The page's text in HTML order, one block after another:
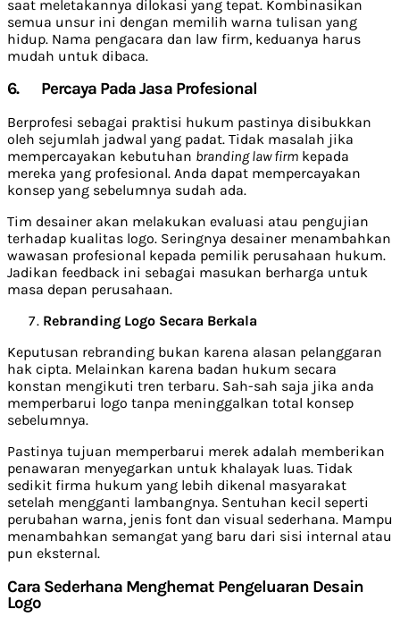
saat meletakannya dilokasi yang tepat. Kombinasikan
semua unsur ini dengan memilih warna tulisan yang
hidup. Nama pengacara dan law firm, keduanya harus
mudah untuk dibaca.
6. Percaya Pada Jasa Profesional
Berprofesi sebagai praktisi hukum pastinya disibukkan
oleh sejumlah jadwal yang padat. Tidak masalah jika
mempercayakan kebutuhan branding law firm kepada
mereka yang profesional. Anda dapat mempercayakan
konsep yang sebelumnya sudah ada.
Tim desainer akan melakukan evaluasi atau pengujian
terhadap kualitas logo. Seringnya desainer menambahkan
wawasan profesional kepada pemilik perusahaan hukum.
Jadikan feedback ini sebagai masukan berharga untuk
masa depan perusahaan.
Rebranding Logo Secara Berkala
Keputusan rebranding bukan karena alasan pelanggaran
hak cipta. Melainkan karena badan hukum secara
konstan mengikuti tren terbaru. Sah-sah saja jika anda
memperbarui logo tanpa meninggalkan total konsep
sebelumnya.
Pastinya tujuan memperbarui merek adalah memberikan
penawaran menyegarkan untuk khalayak luas. Tidak
sedikit firma hukum yang lebih dikenal masyarakat
setelah mengganti lambangnya. Sentuhan kecil seperti
perubahan warna, jenis font dan visual sederhana. Mampu
menambahkan semangat yang baru dari sisi internal atau
pun eksternal.
Cara Sederhana Menghemat Pengeluaran Desain
Logo